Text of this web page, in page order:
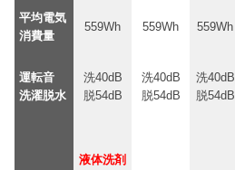
平均電気
消費量
559Wh 559Wh 559Wh
運転音
洗濯脱水
洗40dB
脱54dB
洗40dB
脱54dB
洗40dB
脱54dB
液体洗剤